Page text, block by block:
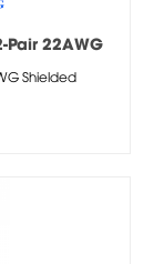
22AWG
Shielded